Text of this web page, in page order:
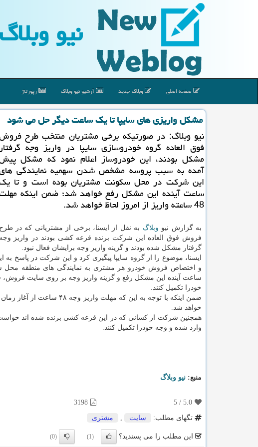
نیو وبلاگ
صفحه اصلی وبلاگ جدید آرشیو نیو وبلاگ رپورتاژ
مشكل واریزی های سایپا تا یك ساعت دیگر حل می شود
نیو وبلاگ: در صورتیكه برخی مشتریان منتخب طرح
فوق العاده گروه خودروسازی سایپا در واریز وجه
مشكل بودند، این خودروساز اعلام نمود كه مشكل
آمده به سبب پروسه مشخص شدن سهمیه نمایندگی
این شركت در محل سكونت مشتریان بوده است و تا
ساعت آینده این مشكل رفع خواهد شد؛ ضمن اینكه
48 ساعته واریز از امروز لحاظ خواهد شد.
به گزارش نیو وبلاگ به نقل از ایسنا، برخی از مشتریانی که در طرح
فروش فوق العاده این شرکت برنده قرعه کشی بودند در واریز وجه
گرفتار مشکل شده بودند و گزینه وازیر وجه برایشان فعال نبود.
ایسنا، موضوع را از گروه سایپا پیگیری کرد و این شرکت در پاسخ
و اختصاص فروش خودرو هر مشتری به نمایندگی های منطقه محل
ساعت آینده این مشکل رفع و گزینه واریز وجه بر روی سایت فروش،
خودرا تکمیل کنند.
خواهد شد.
همچنین شرکت از کسانی که در این قرعه کشی برنده شده اند
وارد شده و وجه خودرا تکمیل کنند.
منبع: نیو وبلاگ
5.0
/
5
3198
تگهای مطلب:
سایت مشتری
این مطلب را می پسندید؟ (1)
(0)